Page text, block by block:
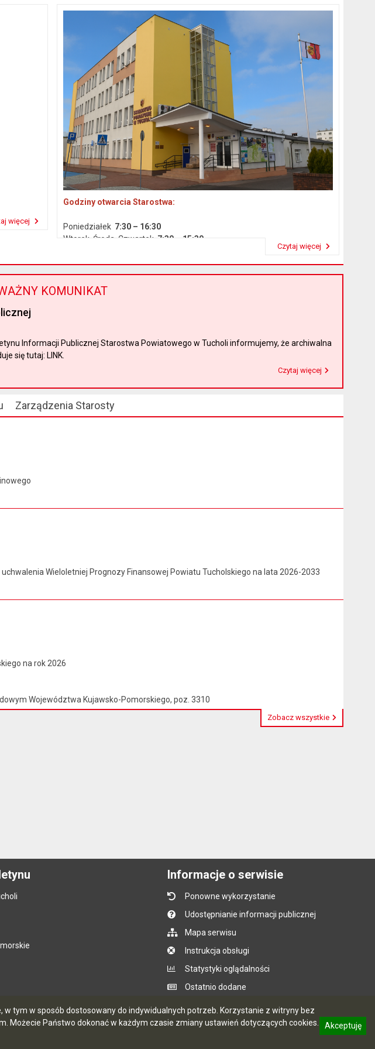
tym w sposób dostosowany do indywidualnych potrzeb. Korzystanie z witryny bez
Państwo dokonać w każdym czasie zmiany ustawień dotyczących cookies.
Akceptuję
więcej
Godziny otwarcia Starostwa:
Poniedziałek 7:30 – 16:30
Wtorek, Środa, Czwartek 7:30 – 15:30
Czytaj więcej
KOMUNIKAT
Informacji Publicznej Starostwa Powiatowego w Tucholi informujemy, że archiwalna
się tutaj: LINK.
Czytaj więcej
Zarządzenia Starosty
Wieloletniej Prognozy Finansowej Powiatu Tucholskiego na lata 2026-2033
na rok 2026
Województwa Kujawsko-Pomorskiego, poz. 3310
Zobacz wszystkie
Informacje o serwisie
Ponowne wykorzystanie
Udostępnianie informacji publicznej
Mapa serwisu
Instrukcja obsługi
Statystyki oglądalności
Ostatnio dodane
Ostatnia aktualizacja BIP: 07.08.2026 14:05